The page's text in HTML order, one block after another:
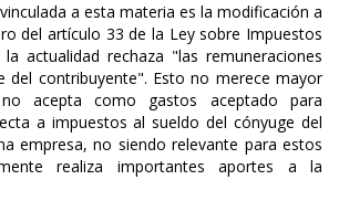
a esta materia es la modificación a
del artículo 33 de la Ley sobre Impuestos
actualidad rechaza "las remuneraciones
del contribuyente". Esto no merece mayor
acepta como gastos aceptado para
a impuestos al sueldo del cónyuge del
empresa, no siendo relevante para estos
realiza importantes aportes a la